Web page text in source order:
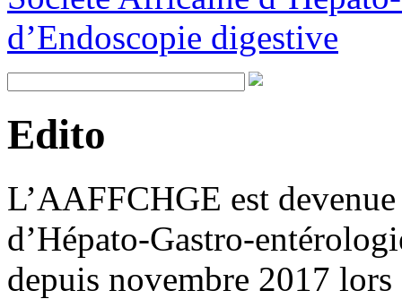
d’Endoscopie digestive
Edito
L’AAFFCHGE est
d’Hépato-Gastro-
depuis novembre 2017